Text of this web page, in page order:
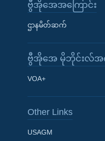
Learning English
ဗွီအိုအေအကြောင်း
ဌာနမိတ်ဆက်
ဗွီအိုအေ မိုဘိုင်းလ်အက်
VOA+
Other Links
USAGM